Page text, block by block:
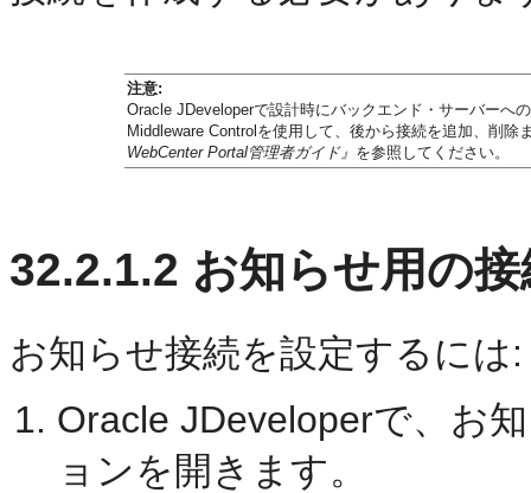
注意:
Oracle JDeveloperで設計時にバックエンド・サーバーへ
Middleware Controlを使用して、後から接続を追加、削除
WebCenter Portal管理者ガイド』 を参照してください。
32.2.1.2 お知らせ用の
お知らせ接続を設定するには:
Oracle JDeveloperで、お
ョンを開きます。